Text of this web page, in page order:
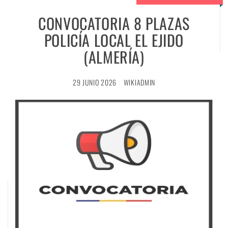
CONVOCATORIA 8 PLAZAS
POLICÍA LOCAL EL EJIDO
(ALMERÍA)
29 JUNIO 2026 WIKIADMIN